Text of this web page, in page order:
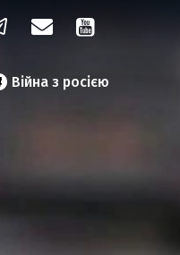
Війна з росією